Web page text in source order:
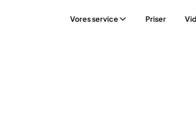
Vores service Priser